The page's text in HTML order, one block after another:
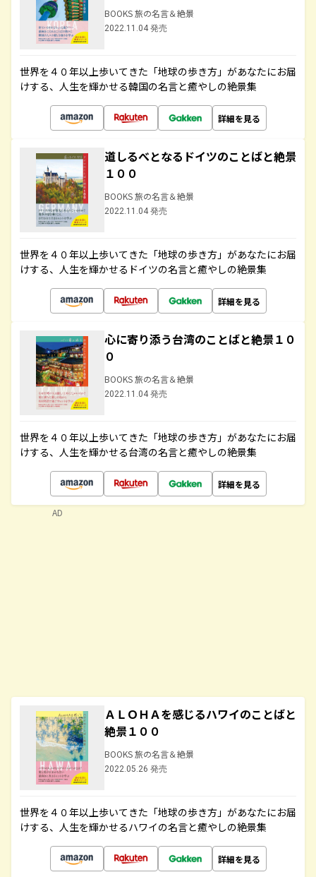
BOOKS 旅の名言＆絶景
2022.11.04 発売
世界を４０年以上歩いてきた「地球の歩き方」があなたにお届
けする、人生を輝かせる韓国の名言と癒やしの絶景集
詳細を見る
道しるべとなるドイツのことばと絶景
１００
BOOKS 旅の名言＆絶景
2022.11.04 発売
世界を４０年以上歩いてきた「地球の歩き方」があなたにお届
けする、人生を輝かせるドイツの名言と癒やしの絶景集
詳細を見る
心に寄り添う台湾のことばと絶景１０
０
BOOKS 旅の名言＆絶景
2022.11.04 発売
世界を４０年以上歩いてきた「地球の歩き方」があなたにお届
けする、人生を輝かせる台湾の名言と癒やしの絶景集
詳細を見る
ＡＬＯＨＡを感じるハワイのことばと
絶景１００
BOOKS 旅の名言＆絶景
2022.05.26 発売
世界を４０年以上歩いてきた「地球の歩き方」があなたにお届
けする、人生を輝かせるハワイの名言と癒やしの絶景集
詳細を見る
AD